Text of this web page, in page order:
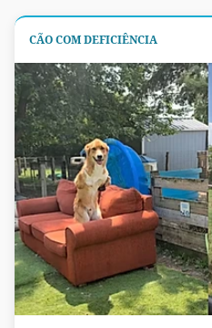
CÃO COM DEFICIÊNCIA